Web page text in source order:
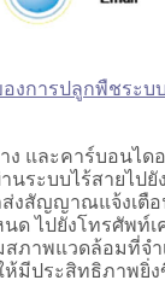
งการปลูกพืชระบ
และคาร์บอนได
นระบบไร้สายไปยั
ส่งสัญญาณแจ้งเตื
ด ไปยังโทรศัพท์
ภาพแวดล้อมที่จ
ห้มีประสิทธิภาพยิ่